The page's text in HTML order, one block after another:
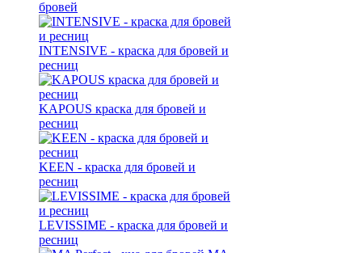
бровей
INTENSIVE - краска для бровей и
ресниц
KAPOUS краска для бровей и
ресниц
KEEN - краска для бровей и
ресниц
LEVISSIME - краска для бровей и
ресниц